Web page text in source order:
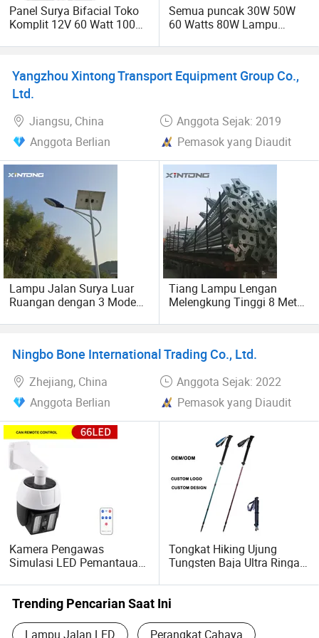
berdasarkan standar industri, jaminan kualitas, bagi pasar
dunia sebagai tujuan" adalah kita akan melanjutkan
pelanggan baru dan lama untuk bekerja sama,
menciptakan penghematan waktu yang harmonis,
lebih sempurna.
bekerjasama dan meraih kemenangan! Ciptakan masa
Panel Surya Bifacial Toko
Komplit 12V 60 Watt 100
Semua puncak 30W 50W
60 Watts 80W Lampu
Lampu Surya Tahan Air
Yangzhou Xintong Transport Equipment Group Co.,
Ltd.
Jiangsu, China
Anggota Sejak: 2019
Anggota Berlian
Pemasok yang Diaudit
Lampu Jalan Surya Luar
Ruangan dengan 3 Mode
Sensor Gerak Penerangan
Tiang Lampu Lengan
Melengkung Tinggi 8 Meter
Ningbo Bone International Trading Co., Ltd.
Zhejiang, China
Anggota Sejak: 2022
Anggota Berlian
Pemasok yang Diaudit
Kamera Pengawas
Simulasi LED Pemantauan
Lampu Sorot Surya Sensor
Gerak Lampu Dinding Luar
Tongkat Hiking Ujung
Tungsten Baja Ultra Ringan
Dapat Disesuaikan Pola
Trekking
Trending Pencarian Saat Ini
Lampu Jalan LED Perangkat Cahaya